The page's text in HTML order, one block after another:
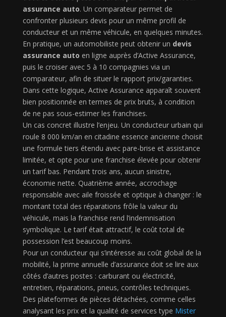
assurance auto. Un comparateur permet de
confronter plusieurs devis pour un même profil de
conducteur et un même véhicule, en quelques minutes.
En pratique, un automobiliste peut obtenir un devis
assurance auto en ligne auprès d’Active Assurance,
puis le croiser avec 5 à 10 compagnies via un
comparateur, afin de situer le rapport prix/garanties.
Dans cette logique, Active Assurance apparaît souvent
bien positionnée en termes de prix bruts, à condition
de ne pas sous-estimer les franchises.
Un cas concret illustre l’enjeu. Un conducteur urbain qui
roule 8 000 km/an en citadine essence ancienne choisit
une formule tiers étendu avec pare-brise et assistance
limitée, et opte pour une franchise élevée pour obtenir
un tarif bas. Pendant trois ans, aucun sinistre,
économie nette. Quatrième année, accrochage
responsable avec aile froissée et optique à changer : le
montant total des réparations frôle la valeur du
véhicule, mais la franchise rend l’indemnisation
symbolique. Le tarif était attractif, le coût total de
possession l’est beaucoup moins.
Pour un conducteur qui s’intéresse au coût global de la
mobilité, la prime annuelle d’assurance doit se lire aux
côtés d’autres postes : carburant ou électricité,
entretien, réparations, pneus, contrôles techniques.
Des plateformes de pièces détachées, comme celles
analysant les prix et la qualité de services type Mister